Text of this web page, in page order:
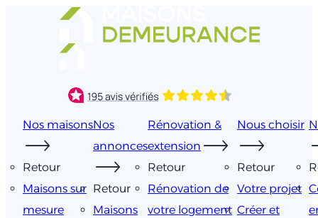
Nos maisons
Retour
Maisons sur
mesure
Nos
annonces
Retour
Maisons
Rénovation &
extension
Retour
Rénovation de
votre logement
Nous choisir
Retour
Votre projet
Créer et